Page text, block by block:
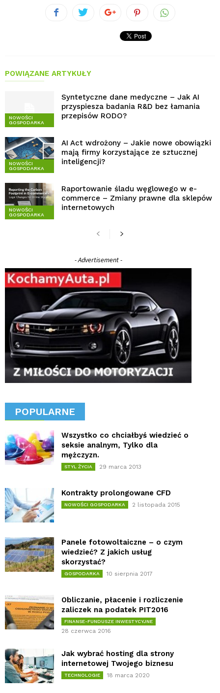
POWIĄZANE ARTYKUŁY
NOWOŚCI
GOSPODARKA
Syntetyczne dane medyczne – Jak AI
przyspiesza badania R&D bez łamania
przepisów RODO?
NOWOŚCI
GOSPODARKA
AI Act wdrożony – Jakie nowe obowiązki
mają firmy korzystające ze sztucznej
inteligencji?
NOWOŚCI
GOSPODARKA
Raportowanie śladu węglowego w e-
commerce – Zmiany prawne dla sklepów
internetowych
- Advertisement -
POPULARNE
Wszystko co chciałbyś wiedzieć o
seksie analnym, Tylko dla
mężczyzn.
STYL ŻYCIA 29 marca 2013
Kontrakty prolongowane CFD
NOWOŚCI GOSPODARKA 2 listopada 2015
Panele fotowoltaiczne – o czym
wiedzieć? Z jakich usług
skorzystać?
GOSPODARKA 10 sierpnia 2017
Obliczanie, płacenie i rozliczenie
zaliczek na podatek PIT2016
FINANSE-FUNDUSZE INWESTYCYJNE
28 czerwca 2016
Jak wybrać hosting dla strony
internetowej Twojego biznesu
TECHNOLOGIE 18 marca 2020